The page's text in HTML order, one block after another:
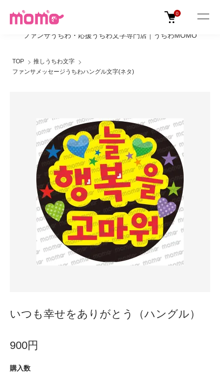
ファンサうちわ・応援うちわ文字専門店｜うちわMOMO
0
TOP
推しうちわ文字
ファンサメッセージうちわハングル文字(ネタ)
いつも幸せをありがとう（ハングル）
900円
購入数